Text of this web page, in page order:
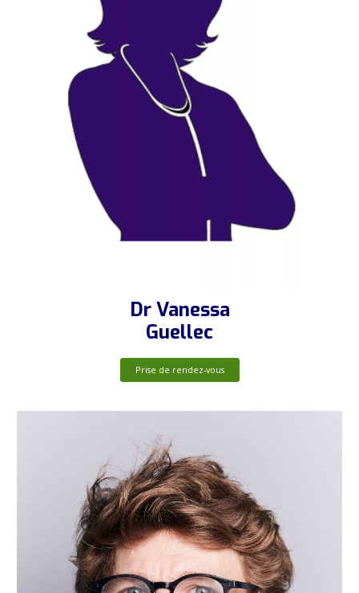
Dr Vanessa
Guellec
Prise de rendez-vous